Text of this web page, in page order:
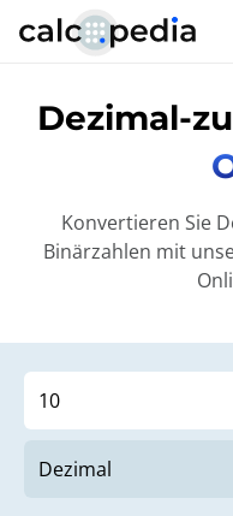
Dezimal-
Konvertieren Sie
Binärzahlen mit